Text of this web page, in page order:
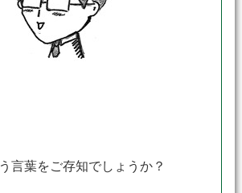
言葉をご存知でしょうか？